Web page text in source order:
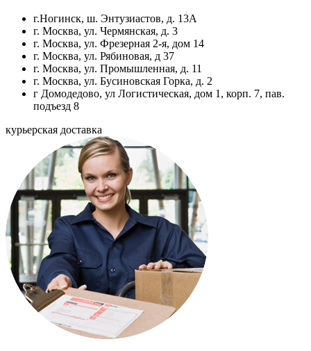
г.Ногинск, ш. Энтузиастов, д. 13А
г. Москва, ул. Чермянская, д. 3
г. Москва, ул. Фрезерная 2-я, дом 14
г. Москва, ул. Рябиновая, д 37
г. Москва, ул. Промышленная, д. 11
г. Москва, ул. Бусиновская Горка, д. 2
г Домодедово, ул Логистическая, дом 1, корп. 7, пав.
подъезд 8
курьерская доставка